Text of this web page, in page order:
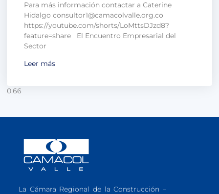
Para más información contactar a Caterine
Hidalgo consultor1@camacolvalle.org.co
https://youtube.com/shorts/LoMttsDJzd8?
feature=share El Encuentro Empresarial del
Sector
Leer más
La Cámara Regional de la Construcción –